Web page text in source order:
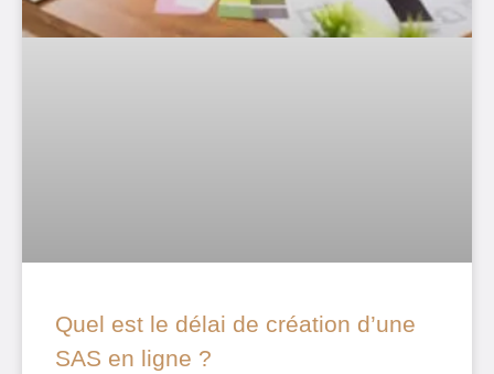
Quel est le délai de création d’une
SAS en ligne ?